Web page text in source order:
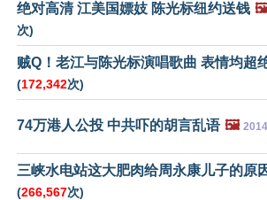
绝对高清 江美国嫖妓 陈光标纽约送钱
次)
贼Q！老江与陈光标演唱歌曲 表情均超
(172,342次)
74万港人公投 中共吓的胡言乱语 🖼️
三峡水电站这大肥肉给周永康儿子的原
(266,567次)